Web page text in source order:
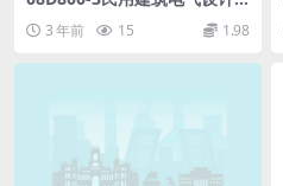
3 年前 15 1.98